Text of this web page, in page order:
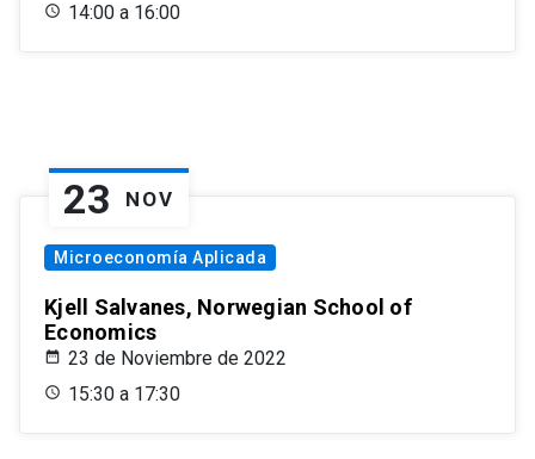
14:00 a 16:00
23 NOV
Microeconomía Aplicada
Kjell Salvanes, Norwegian School of
Economics
23 de Noviembre de 2022
15:30 a 17:30